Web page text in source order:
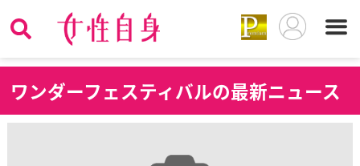
ワンダーフェスティバルの最新ニュース